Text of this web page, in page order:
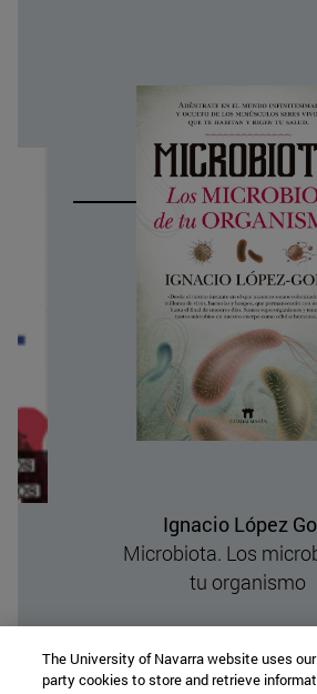
Ignacio López
Microbiota. Los
tu organismo
The University of Navarra website uses
party cookies to store and retrieve